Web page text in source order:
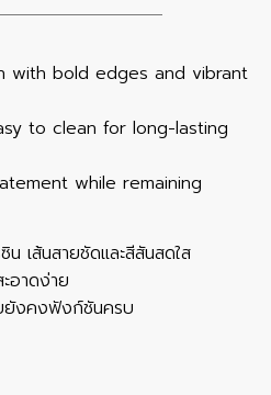
with bold edges and vibrant
to clean for long-lasting
while remaining
น เส้นสายชัดและสีสันสดใส
อาดง่าย
ยังคงฟังก์ชันครบ